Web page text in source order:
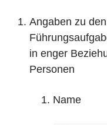
Angaben zu
in enger
Personen
Name